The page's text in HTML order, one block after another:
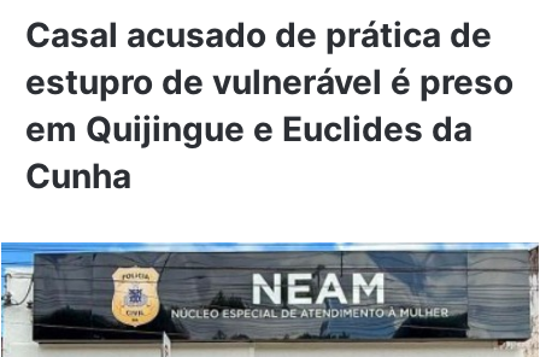
Casal acusado de prática de
estupro de vulnerável é preso
em Quijingue e Euclides da
Cunha